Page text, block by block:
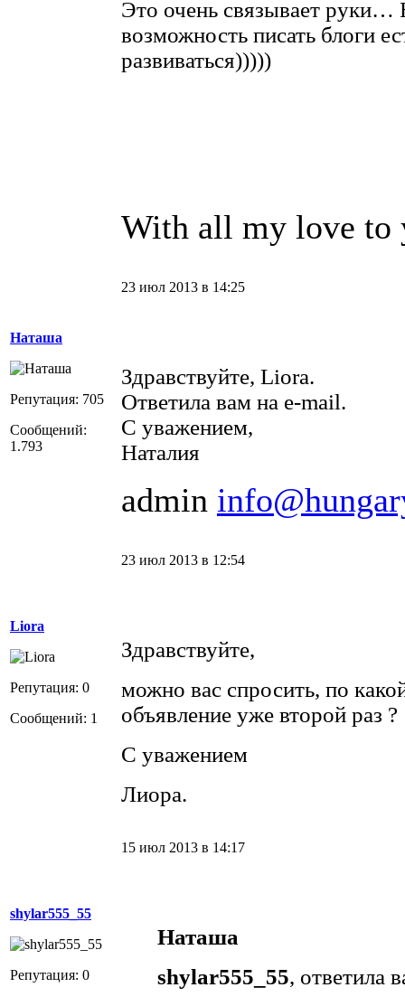
Это очень связывает
возможность писать блоги
развиваться)))))
With all my love to
Наташа
Репутация: 705
Сообщений:
1.793
23 июл 2013 в 14:25
Здравствуйте, Liora.
Ответила вам на e-mail.
С уважением,
Наталия
admin
Liora
Репутация: 0
Сообщений: 1
23 июл 2013 в 12:54
Здравствуйте,
можно вас спросить, по
объявление уже второй раз ?
С уважением
Лиора.
shylar555_55
Репутация: 0
15 июл 2013 в 14:17
Наташа
shylar555_55, ответила